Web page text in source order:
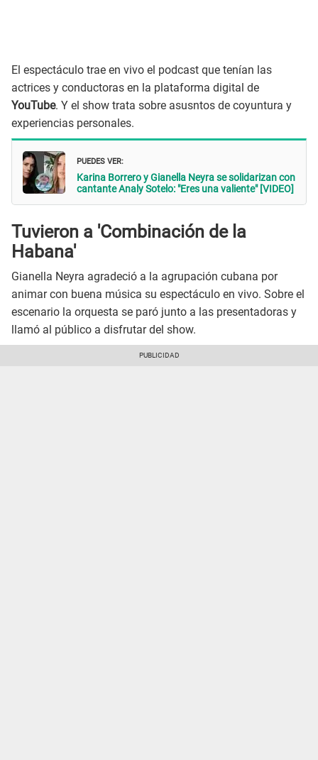
El espectáculo trae en vivo el podcast que tenían las
actrices y conductoras en la plataforma digital de
YouTube. Y el show trata sobre asusntos de coyuntura y
experiencias personales.
PUEDES VER:
Karina Borrero y Gianella Neyra se solidarizan con
cantante Analy Sotelo: "Eres una valiente" [VIDEO]
Tuvieron a 'Combinación de la
Habana'
Gianella Neyra agradeció a la agrupación cubana por
animar con buena música su espectáculo en vivo. Sobre el
escenario la orquesta se paró junto a las presentadoras y
llamó al público a disfrutar del show.